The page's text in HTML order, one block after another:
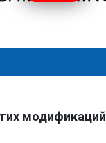
модификаций